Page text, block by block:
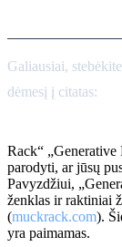
Galiausiai,
dėmesį į citatas:
Rack“
parodyti, ar jūsų
Pavyzdžiui,
ženklas ir raktiniai
(muckrack.com).
yra paimamas.